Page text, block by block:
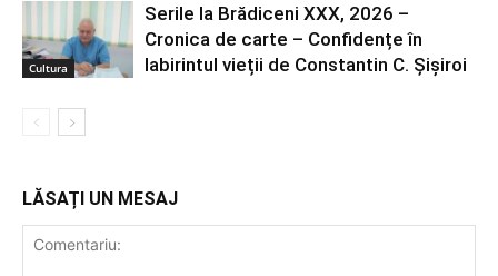
Cultura
Serile la Brădiceni XXX, 2026 –
Cronica de carte – Confidențe în
labirintul vieții de Constantin C. Șișiroi
LĂSAȚI UN MESAJ